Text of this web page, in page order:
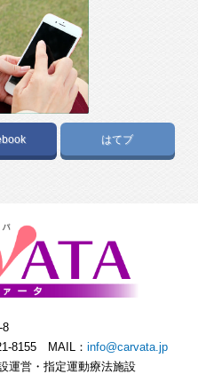
はてブ
8
8155 MAIL：info@carvata.jp
運営・指定運動療法施設